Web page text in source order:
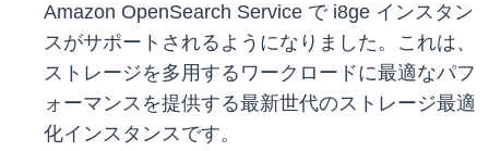
Amazon OpenSearch Service で i8ge インスタン
スがサポートされるようになりました。これは、
ストレージを多用するワークロードに最適なパフ
ォーマンスを提供する最新世代のストレージ最適
化インスタンスです。